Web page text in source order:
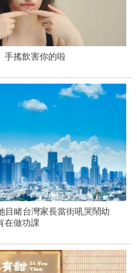
搖飲害你的啦
目睹台灣家長當街吼哭鬧幼
在做功課